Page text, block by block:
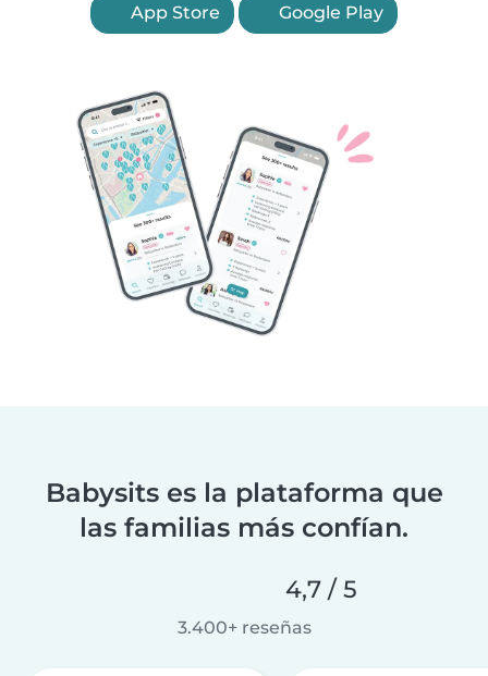
App Store Google Play
Babysits es la plataforma que
las familias más confían.
4,7 / 5
3.400+ reseñas